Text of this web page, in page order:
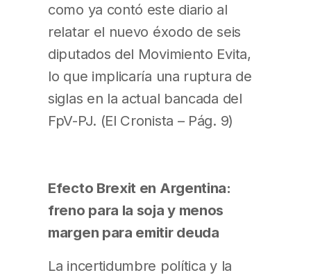
como ya contó este diario al
relatar el nuevo éxodo de seis
diputados del Movimiento Evita,
lo que implicaría una ruptura de
siglas en la actual bancada del
FpV-PJ. (El Cronista – Pág. 9)
Efecto Brexit en Argentina:
freno para la soja y menos
margen para emitir deuda
La incertidumbre política y la